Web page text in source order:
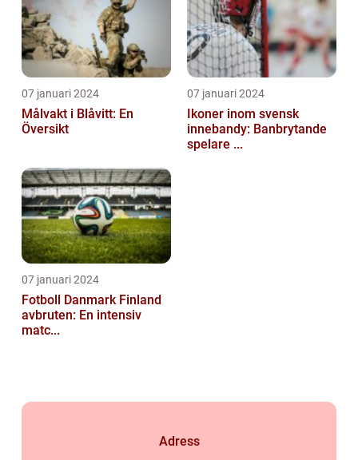
07 januari 2024
Målvakt i Blåvitt: En
Översikt
07 januari 2024
Ikoner inom svensk
innebandy: Banbrytande
spelare ...
07 januari 2024
Fotboll Danmark Finland
avbruten: En intensiv
matc...
Adress